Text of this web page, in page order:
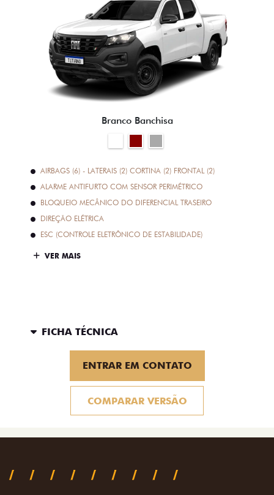
Branco Banchisa
AIRBAGS (6) - LATERAIS (2) CORTINA (2) FRONTAL (2)
ALARME ANTIFURTO COM SENSOR PERIMÉTRICO
BLOQUEIO MECÂNICO DO DIFERENCIAL TRASEIRO
DIREÇÃO ELÉTRICA
ESC (CONTROLE ELETRÔNICO DE ESTABILIDADE)
VER MAIS
FICHA TÉCNICA
ENTRAR EM CONTATO
COMPARAR VERSÃO